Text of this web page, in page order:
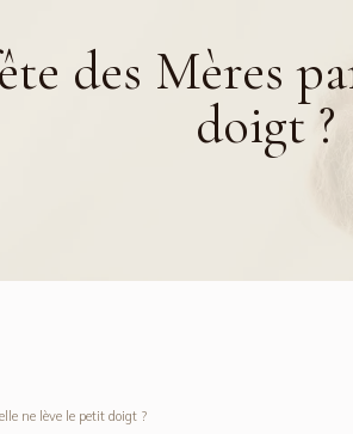
des Mères
doigt ?
ne lève le petit doigt ?